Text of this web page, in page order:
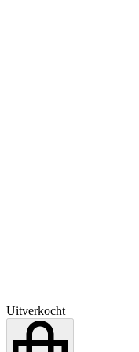
Uitverkocht